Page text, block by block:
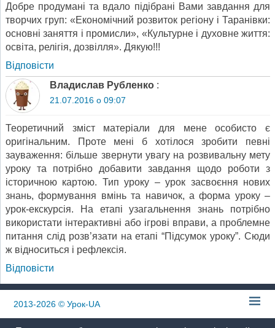
Добре продумані та вдало підібрані Вами завдання для
творчих груп: «Економічний розвиток регіону і Таранівки:
основні заняття і промисли», «Культурне і духовне життя:
освіта, релігія, дозвілля». Дякую!!!
Відповіcти
Владислав Рубленко :
21.07.2016 о 09:07
Теоретичний зміст матеріали для мене особисто є
оригінальним. Проте мені б хотілося зробити певні
зауваження: більше звернути увагу на розвивальну мету
уроку та потрібно добавити завдання щодо роботи з
історичною картою. Тип уроку – урок засвоєння нових
знань, формування вмінь та навичок, а форма уроку –
урок-екскурсія. На етапі узагальнення знань потрібно
використати інтерактивні або ігрові вправи, а проблемне
питання слід розв’язати на етапі “Підсумок уроку”. Сюди
ж відноситься і рефлексія.
Відповіcти
2013-2026© Урок-UA